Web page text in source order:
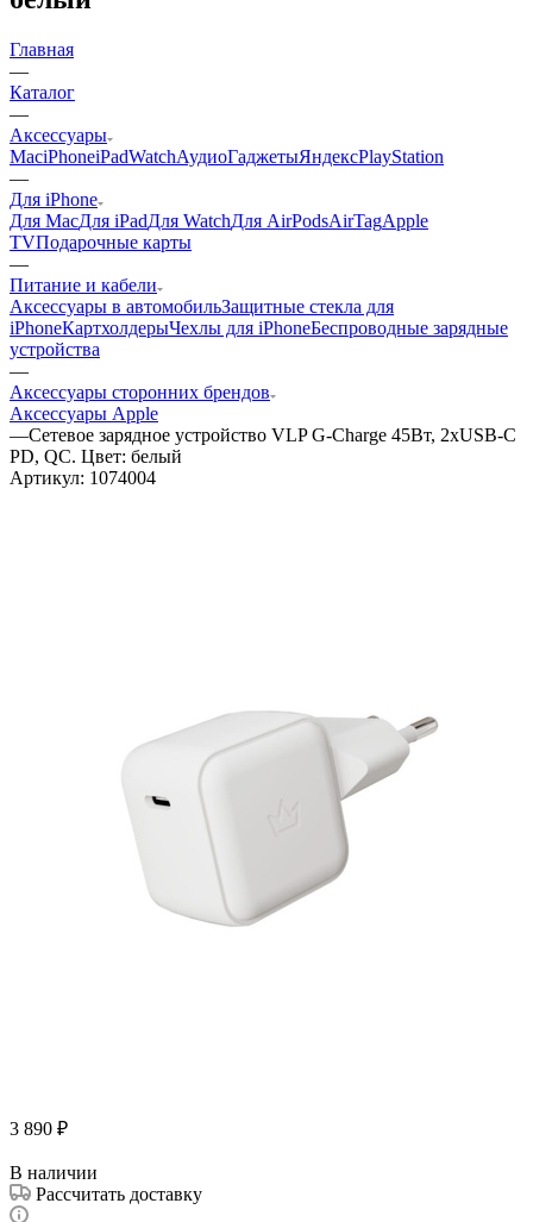
Главная
—
Каталог
—
Аксессуары
MaciPhoneiPadWatchАудиоГаджетыЯндексPlayStation
—
Для iPhone
Для MacДля iPadДля WatchДля AirPodsAirTagApple
TVПодарочные карты
—
Питание и кабели
Аксессуары в автомобильЗащитные стекла для
iPhoneКартхолдерыЧехлы для iPhoneБеспроводные зарядные
устройства
—
Аксессуары сторонних брендов
Аксессуары Apple
—Сетевое зарядное устройство VLP G-Charge 45Вт, 2xUSB-C
PD, QC. Цвет: белый
Артикул: 1074004
3 890 ₽
В наличии
Рассчитать доставку